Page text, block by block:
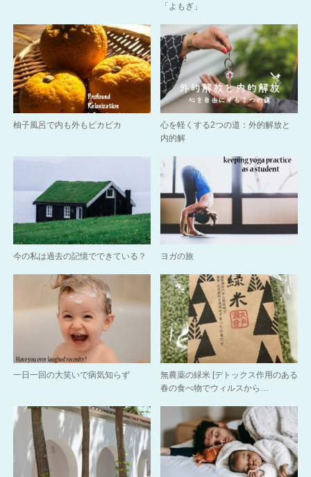
「よもぎ」
柚子風呂で内も外もピカピカ
心を軽くする2つの道：外的解放と
内的解
今の私は過去の記憶でできている？ ヨガの旅
一日一回の大笑いで病気知らず
無農薬の緑米 [デトックス作用のある
春の食べ物でウィルスから…